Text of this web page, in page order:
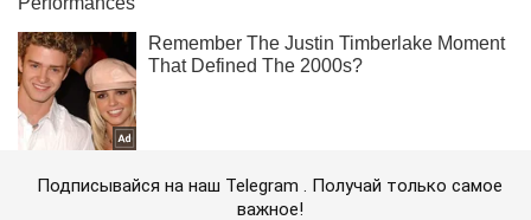
Подписывайся на наш Telegram . Получай только самое
важное!